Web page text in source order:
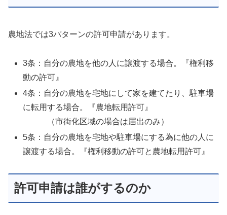
農地法では3パターンの許可申請があります。
3条：自分の農地を他の人に譲渡する場合。『権利移
動の許可』
4条：自分の農地を宅地にして家を建てたり、駐車場
に転用する場合。『農地転用許可』
（市街化区域の場合は届出のみ）
5条：自分の農地を宅地や駐車場にする為に他の人に
譲渡する場合。『権利移動の許可と農地転用許可』
許可申請は誰がするのか